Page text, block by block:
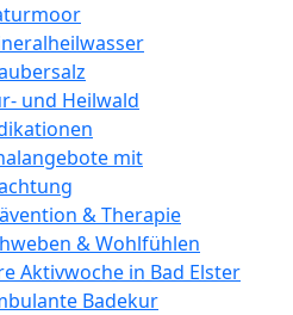
und Heilwald
mit
& Therapie
& Wohlfühlen
Aktivwoche in Bad Elster
Badekur